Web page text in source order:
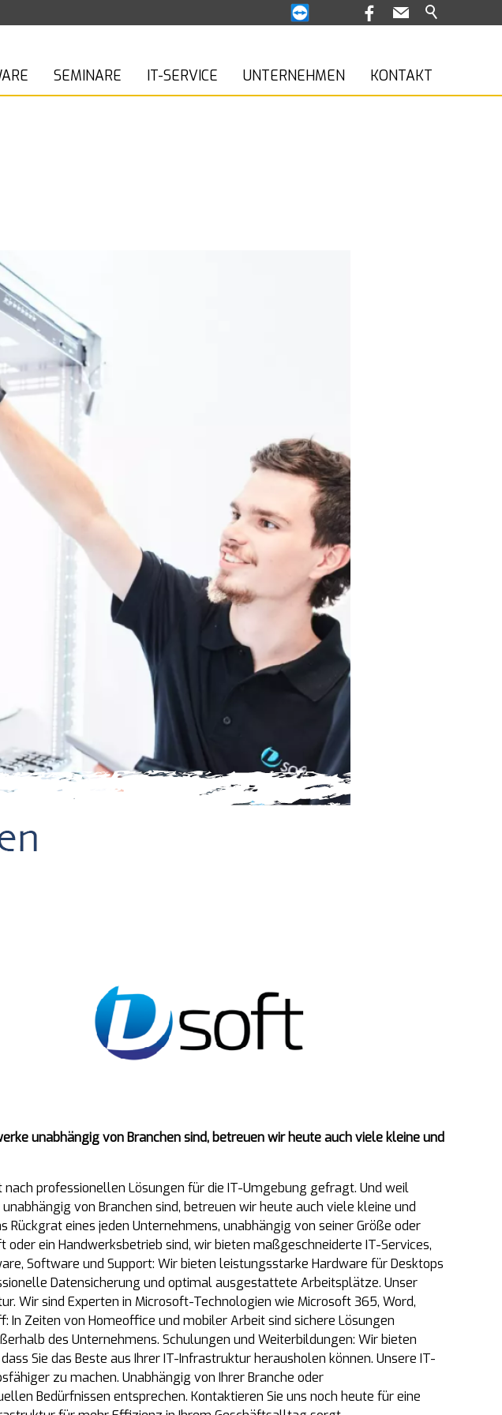
SEMINARE IT-SERVICE UNTERNEHMEN KONTAKT
unabhängig von Branchen sind, betreuen wir heute auch viele kleine und
professionellen Lösungen für die IT-Umgebung gefragt. Und weil
von Branchen sind, betreuen wir heute auch viele kleine und
eines jeden Unternehmens, unabhängig von seiner Größe oder
ein Handwerksbetrieb sind, wir bieten maßgeschneiderte IT-Services,
Software und Support: Wir bieten leistungsstarke Hardware für Desktops
Datensicherung und optimal ausgestattete Arbeitsplätze. Unser
Wir sind Experten in Microsoft-Technologien wie Microsoft 365, Word,
In Zeiten von Homeoffice und mobiler Arbeit sind sichere Lösungen
des Unternehmens. Schulungen und Weiterbildungen: Wir bieten
Sie das Beste aus Ihrer IT-Infrastruktur herausholen können. Unsere IT-
zu machen. Unabhängig von Ihrer Branche oder
Bedürfnissen entsprechen. Kontaktieren Sie uns noch heute für eine